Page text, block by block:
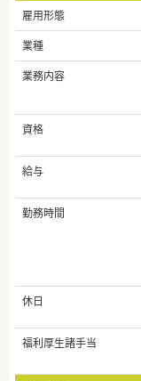
雇用形態
業種
業務内容
資格
給与
勤務時間
休日
福利厚生諸手当